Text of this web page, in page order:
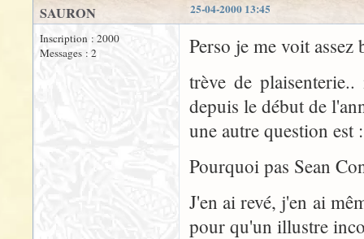
25-04-2000 13:45
SAURON
Inscription : 2000
Messages : 2
Perso je me voit
trève de
depuis le début de
une autre question est :
Pourquoi pas Sean
J'en ai revé, j'en ai
pour qu'un illustre